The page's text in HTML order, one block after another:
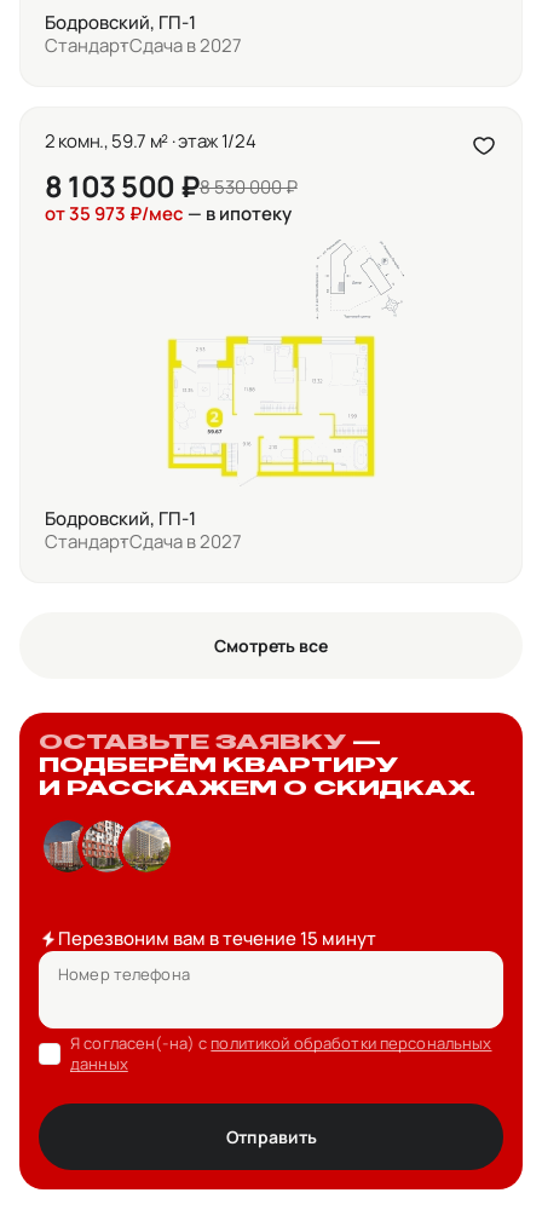
Бодровский, ГП-1
СтандартСдача в 2027
2 комн., 59.7 м² · этаж 1/24
8 103 500 ₽8 530 000 ₽
от 35 973 ₽/мес — в ипотеку
Бодровский, ГП-1
СтандартСдача в 2027
Смотреть все
ОСТАВЬТЕ ЗАЯВКУ —
ПОДБЕРЁМ КВАРТИРУ
И РАССКАЖЕМ О СКИДКАХ.
Перезвоним вам в течение 15 минут
Номер телефона
Я согласен(-на) с политикой обработки персональных
данных
Отправить